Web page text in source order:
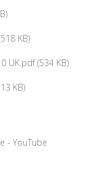
KB)
UK.pdf (534 KB)
KB)
- YouTube